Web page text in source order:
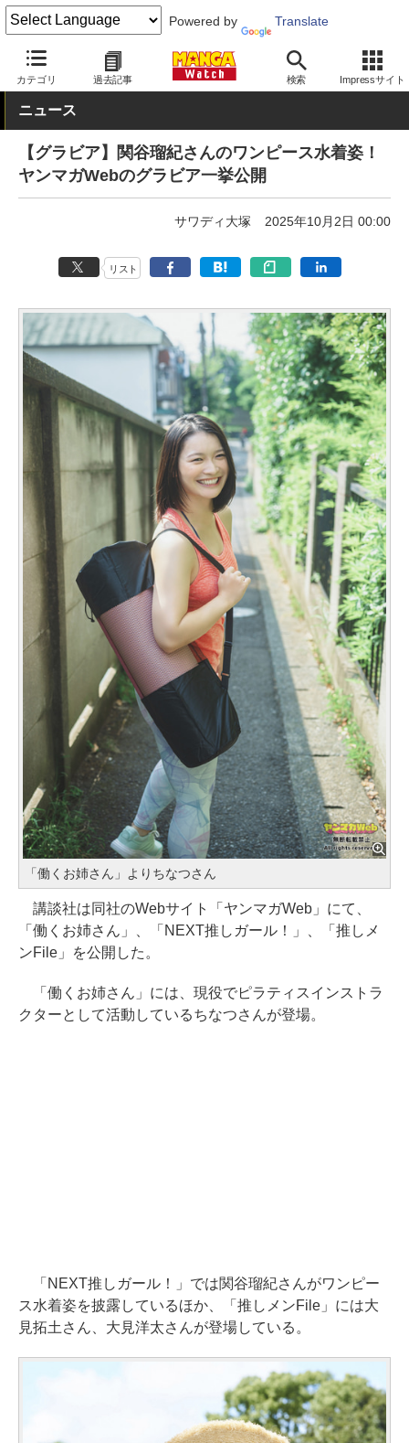
Powered by Translate
カテゴリ 過去記事 検索 Impressサイト
MANGA Watch 青年
ニュース
【グラビア】関谷瑠紀さんのワンピース水着姿！
ヤンマガWebのグラビア一挙公開
サワディ大塚 2025年10月2日 00:00
リスト
「働くお姉さん」よりちなつさん
講談社は同社のWebサイト「ヤンマガWeb」にて、
「働くお姉さん」、「NEXT推しガール！」、「推しメ
ンFile」を公開した。
「働くお姉さん」には、現役でピラティスインストラ
クターとして活動しているちなつさんが登場。
「NEXT推しガール！」では関谷瑠紀さんがワンピー
ス水着姿を披露しているほか、「推しメンFile」には大
見拓土さん、大見洋太さんが登場している。